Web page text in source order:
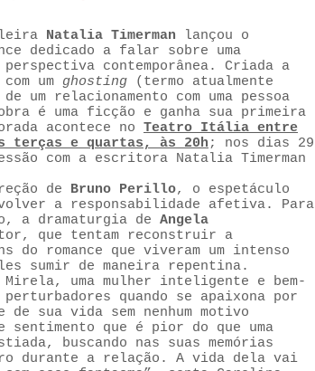
Natalia Timerman lançou o
dedicado a falar sobre uma
contemporânea. Criada a
um ghosting
(termo atualmente
um relacionamento com uma pessoa
é uma ficção e ganha sua primeira
acontece no Teatro Itália entre
terças e quartas, às 20h ; nos dias 29
com a escritora Natalia Timerman
de Bruno Perillo, o espetáculo
a responsabilidade afetiva. Para
a dramaturgia de Angela
que tentam reconstruir a
romance que viveram um intenso
sumir de maneira repentina.
uma mulher inteligente e bem-
quando se apaixona por
de sua vida sem nenhum motivo
que é pior do que uma
buscando nas suas memórias
durante a relação. A vida dela vai